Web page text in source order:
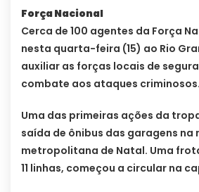
Força Nacional
Cerca de 100 agentes da Força
nesta quarta-feira (15) ao Rio
auxiliar as forças locais de
combate aos ataques criminosos.
Uma das primeiras ações da
saída de ônibus das garagens na
metropolitana de Natal. Uma
11 linhas, começou a circular na